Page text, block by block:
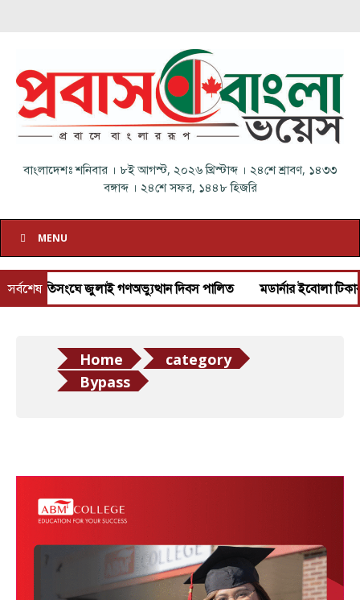
বাংলাদেশঃশনিবার । ৮ই আগস্ট, ২০২৬ খ্রিস্টাব্দ । ২৪শে শ্রাবণ, ১৪৩৩
বঙ্গাব্দ। ২৪শে সফর, ১৪৪৮ হিজরি
MENU
সর্বশেষ
জাতিসংঘে জুলাই গণঅভ্যুত্থান দিবস পালিত মডার্নার ইবোলা টিকার
Home
category
Bypass